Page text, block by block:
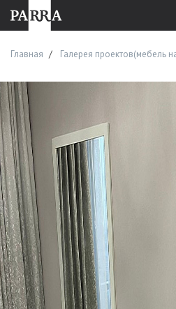
Главная Галерея проектов(мебель